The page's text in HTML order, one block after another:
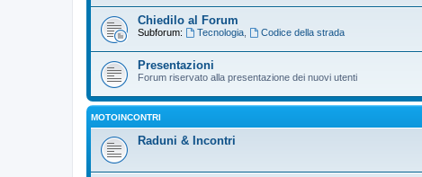
Chiedilo al Forum
Subforum: Tecnologia, Codice della strada
Presentazioni
Forum riservato alla presentazione dei nuovi utenti
MOTOINCONTRI
Raduni & Incontri